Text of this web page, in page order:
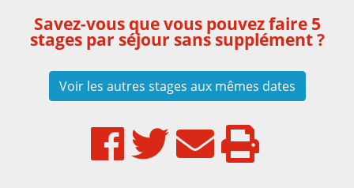
Savez-vous que vous pouvez faire 5
stages par séjour sans supplément ?
Voir les autres stages aux mêmes dates